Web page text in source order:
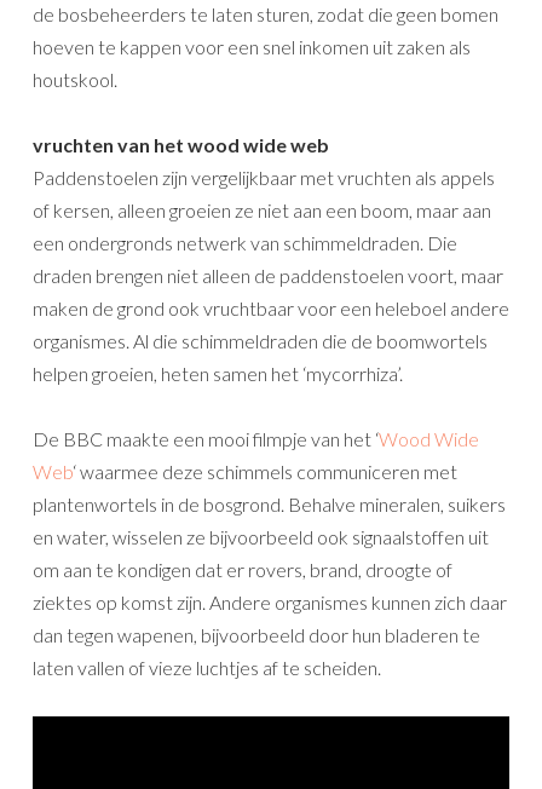
de bosbeheerders te laten sturen, zodat die geen bomen
hoeven te kappen voor een snel inkomen uit zaken als
houtskool.
vruchten van het wood wide web
Paddenstoelen zijn vergelijkbaar met vruchten als appels
of kersen, alleen groeien ze niet aan een boom, maar aan
een ondergronds netwerk van schimmeldraden. Die
draden brengen niet alleen de paddenstoelen voort, maar
maken de grond ook vruchtbaar voor een heleboel andere
organismes. Al die schimmeldraden die de boomwortels
helpen groeien, heten samen het ‘mycorrhiza’.
De BBC maakte een mooi filmpje van het ‘Wood Wide
Web‘ waarmee deze schimmels communiceren met
plantenwortels in de bosgrond. Behalve mineralen, suikers
en water, wisselen ze bijvoorbeeld ook signaalstoffen uit
om aan te kondigen dat er rovers, brand, droogte of
ziektes op komst zijn. Andere organismes kunnen zich daar
dan tegen wapenen, bijvoorbeeld door hun bladeren te
laten vallen of vieze luchtjes af te scheiden.